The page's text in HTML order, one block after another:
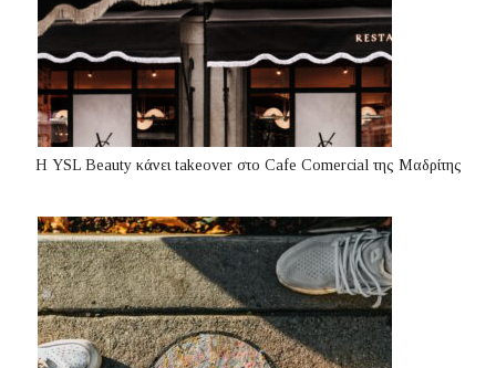
Η YSL Beauty κάνει takeover στο Cafe Comercial της Μαδρίτης